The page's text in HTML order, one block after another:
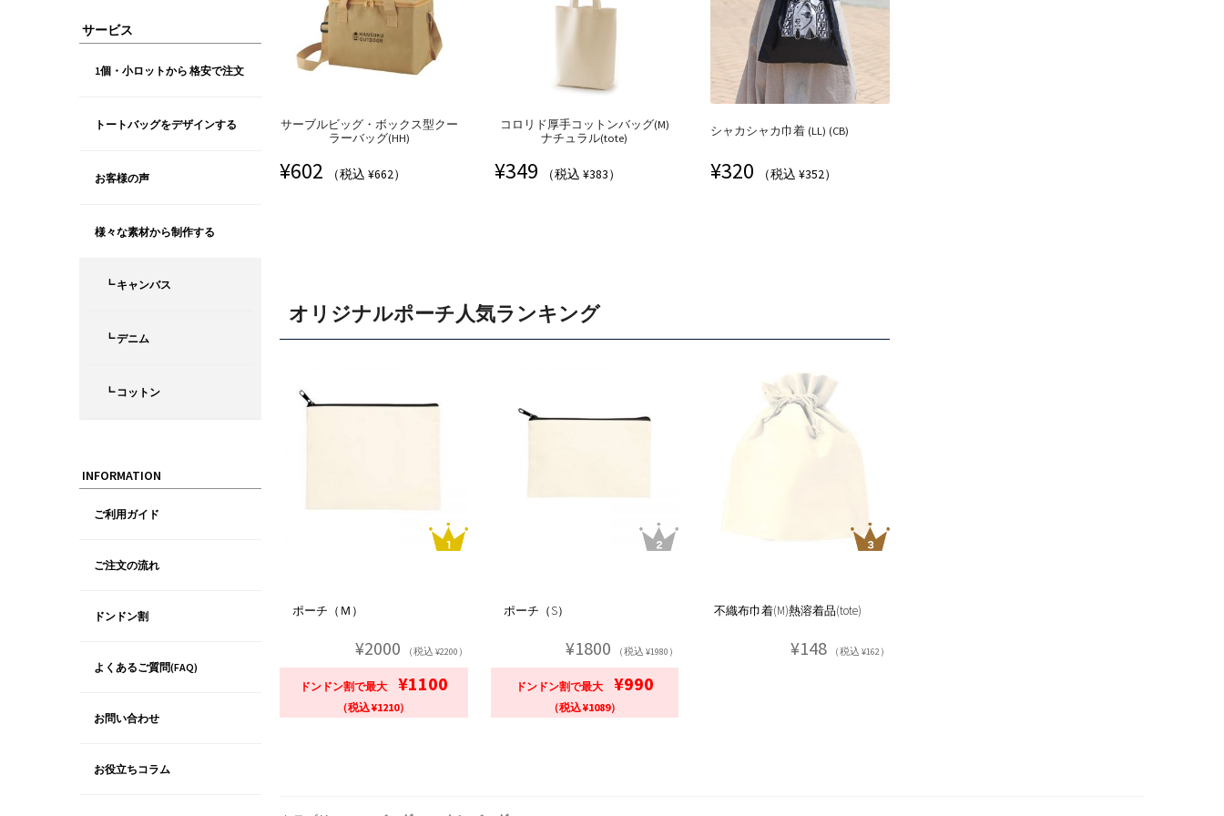
サーブルビッグ・ボックス型クー
ラーバッグ(HH)
¥602 （税込 ¥662）
コロリド厚手コットンバッグ(M)
ナチュラル(tote)
¥349 （税込 ¥383）
シャカシャカ巾着 (LL) (CB)
¥320 （税込 ¥352）
オリジナルポーチ人気ランキング
ポーチ（Ｍ）
¥2000 （税込 ¥2200）
ドンドン割で最大 ¥1100
（税込 ¥1210）
ポーチ（S）
¥1800 （税込 ¥1980）
ドンドン割で最大 ¥990
（税込 ¥1089）
不織布巾着(M)熱溶着品(tote)
¥148 （税込 ¥162）
サービス
1個・小ロットから 格安で注文
トートバッグをデザインする
お客様の声
様々な素材から制作する
┗ キャンバス
┗ デニム
┗ コットン
INFORMATION
ご利用ガイド
ご注文の流れ
ドンドン割
よくあるご質問(FAQ)
お問い合わせ
お役立ちコラム